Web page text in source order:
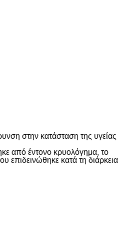
στην κατάσταση της υγείας
από έντονο κρυολόγημα, το
επιδεινώθηκε κατά τη διάρκεια